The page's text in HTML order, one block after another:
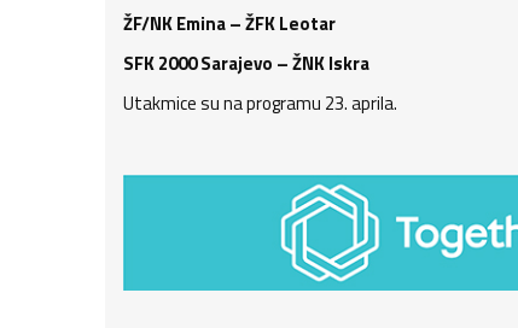
ŽF/NK Emina – ŽFK Leotar
SFK 2000 Sarajevo – ŽNK Iskra
Utakmice su na programu 23. aprila.